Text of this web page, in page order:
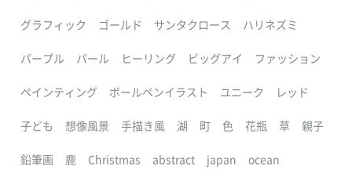
グラフィック ゴールド サンタクロース ハリネズミ
パープル パール ヒーリング ビッグアイ ファッション
ペインティング ボールペンイラスト ユニーク レッド
子ども 想像風景 手描き風 湖 町 色 花瓶 草 親子
鉛筆画 鹿 Christmas abstract japan ocean